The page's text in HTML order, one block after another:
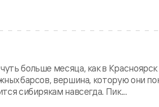
больше месяца, как в
барсов, вершина, которую они
сибирякам навсегда. Пик...